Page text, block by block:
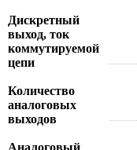
Дискретный
выход, ток
коммутируемой
цепи
Количество
аналоговых
выходов